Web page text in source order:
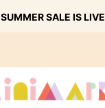
SUMMER SALE IS LIVE